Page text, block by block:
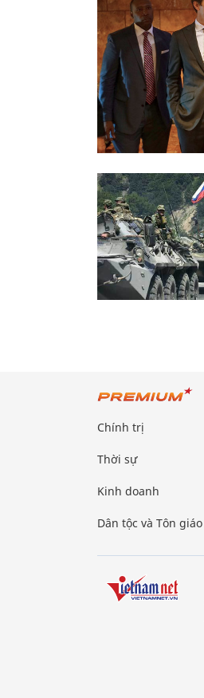
Chính trị
Thời sự
Kinh doanh
Dân tộc và Tôn giáo